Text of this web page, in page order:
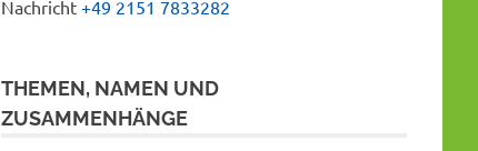
Nachricht+49 2151 7833282
THEMEN, NAMEN UND
ZUSAMMENHÄNGE